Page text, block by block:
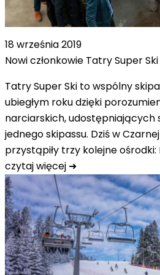
18 września 2019
Nowi członkowie Tatry Super Ski
Tatry Super Ski to wspólny
ubiegłym roku dzięki
narciarskich, udostępniających
jednego skipassu. Dziś w
przystąpiły trzy kolejne ośrodki:
czytaj więcej ➜